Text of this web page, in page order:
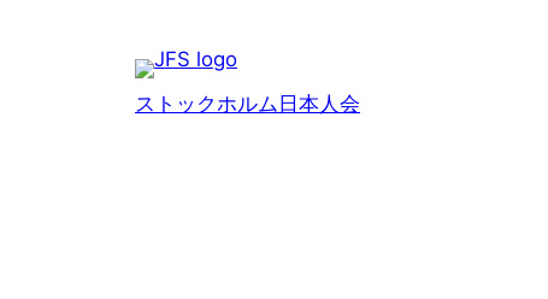
ストックホルム日本人会